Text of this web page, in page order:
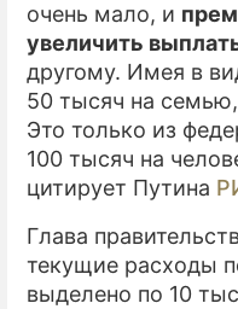
очень мало, и
увеличить
другому. Имея в
50 тысяч на
Это только из
100 тысяч на
цитирует Путина
Глава
текущие расходы
выделено по 10